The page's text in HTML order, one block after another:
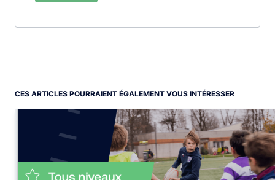
CES ARTICLES POURRAIENT ÉGALEMENT VOUS INTÉRESSER